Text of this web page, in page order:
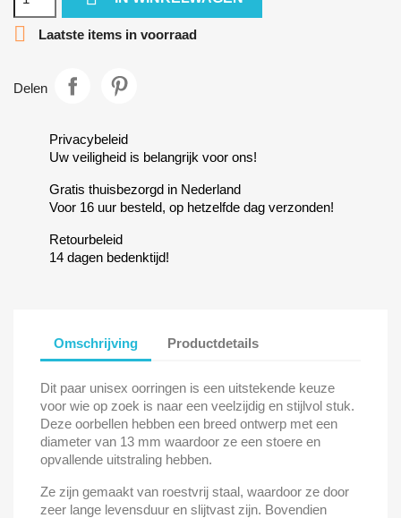
 Laatste items in voorraad
Delen
Privacybeleid
Uw veiligheid is belangrijk voor ons!
Gratis thuisbezorgd in Nederland
Voor 16 uur besteld, op hetzelfde dag verzonden!
Retourbeleid
14 dagen bedenktijd!
Omschrijving Productdetails
Dit paar unisex oorringen is een uitstekende keuze
voor wie op zoek is naar een veelzijdig en stijlvol stuk.
Deze oorbellen hebben een breed ontwerp met een
diameter van 13 mm waardoor ze een stoere en
opvallende uitstraling hebben.
Ze zijn gemaakt van roestvrij staal, waardoor ze door
zeer lange levensduur en slijtvast zijn. Bovendien